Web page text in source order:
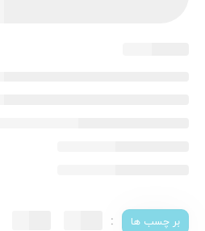
بر چسب ها :